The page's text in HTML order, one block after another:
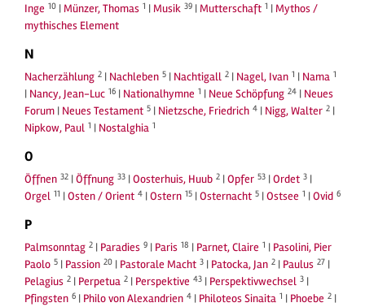
Inge 10 | Münzer, Thomas 1 | Musik 39 | Mutterschaft 1 | Mythos /
mythisches Element
N
Nacherzählung 2 | Nachleben 5 | Nachtigall 2 | Nagel, Ivan 1 | Nama 1
| Nancy, Jean-Luc 16 | Nationalhymne 1 | Neue Schöpfung 24 | Neues
Forum | Neues Testament 5 | Nietzsche, Friedrich 4 | Nigg, Walter 2 |
Nipkow, Paul 1 | Nostalghia 1
O
Öffnen 32 |Öffnung 33 |Oosterhuis, Huub 2 |Opfer 53 |Ordet 3 |
Orgel 11 |Osten / Orient 4 |Ostern 15 |Osternacht 5 |Ostsee 1 |Ovid 6
P
Palmsonntag 2 | Paradies 9 | Paris 18 | Parnet, Claire 1 | Pasolini, Pier
Paolo 5 | Passion 20 | Pastorale Macht 3 | Patocka, Jan 2 | Paulus 27 |
Pelagius 2 | Perpetua 2 | Perspektive 43 | Perspektivwechsel 3 |
Pfingsten 6 | Philo von Alexandrien 4 | Philoteos Sinaita 1 | Phoebe 2 |